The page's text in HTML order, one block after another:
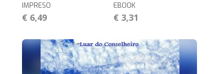
IMPRESO
€ 6,49
EBOOK
€ 3,31